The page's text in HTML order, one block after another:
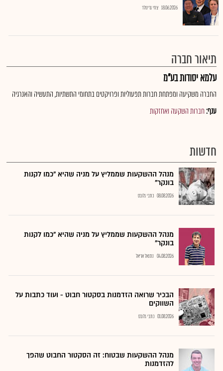
18.06.2026 צחי גרינולד
תיאור חברה
עלמא יסודות בע"מ
החברה משקיעה ומפתחת חברות תפעוליות ופרויקטים בתחומי התשתיות, התעשיה והאנרגיה
ענף:חברות השקעה ואחזקות
חדשות
מנהל ההשקעות שממליץ על מניה שהיא "כמו לקנות
בונקר"
08.08.2026 כתבי גלובס
מנהל ההשקעות שממליץ על מניה שהיא "כמו לקנות
בונקר"
04.08.2026 נתנאל אריאל
הבכיר שרואה הזדמנות בסקטור חבוט - ועוד כתבות על
השווקים
01.08.2026 כתבי גלובס
מנהל ההשקעות שבטוח: זה הסקטור החבוט שהפך
להזדמנות